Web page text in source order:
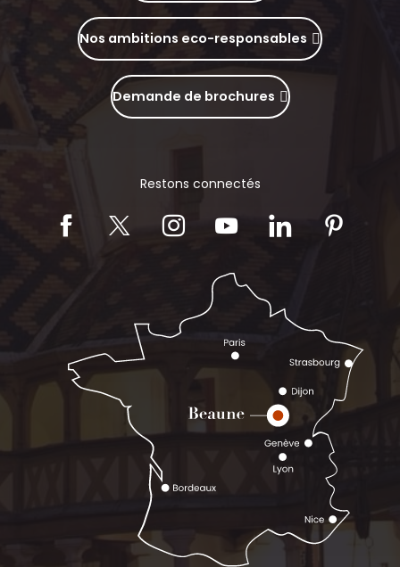
Nos ambitions eco-responsables
Demande de brochures
Restons connectés